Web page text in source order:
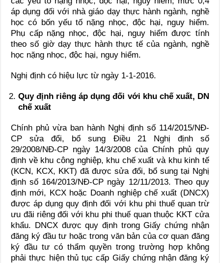
áp dụng đối với nhà giáo dạy thực hành ngành, nghề
học có bốn yếu tố nặng nhọc, độc hại, nguy hiểm.
Phụ cấp nặng nhọc, độc hại, nguy hiểm được tính
theo số giờ dạy thực hành thực tế của ngành, nghề
học nặng nhọc, độc hại, nguy hiểm.
Nghị định có hiệu lực từ ngày 1-1-2016.
Quy định riêng áp dụng đối với khu chế xuất, DN
chế xuất
Chính phủ vừa ban hành Nghị định số 114/2015/NĐ-
CP sửa đổi, bổ sung Điều 21 Nghị định số
29/2008/NĐ-CP ngày 14/3/2008 của Chính phủ quy
định về khu công nghiệp, khu chế xuất và khu kinh tế
(KCN, KCX, KKT) đã được sửa đổi, bổ sung tại Nghị
định số 164/2013/NĐ-CP ngày 12/11/2013. Theo quy
định mới, KCX hoặc Doanh nghiệp chế xuất (DNCX)
được áp dụng quy định đối với khu phi thuế quan trừ
ưu đãi riêng đối với khu phi thuế quan thuộc KKT cửa
khẩu. DNCX được quy định trong Giấy chứng nhận
đăng ký đầu tư hoặc trong văn bản của cơ quan đăng
ký đầu tư có thẩm quyền trong trường hợp không
phải thực hiện thủ tục cấp Giấy chứng nhận đăng ký